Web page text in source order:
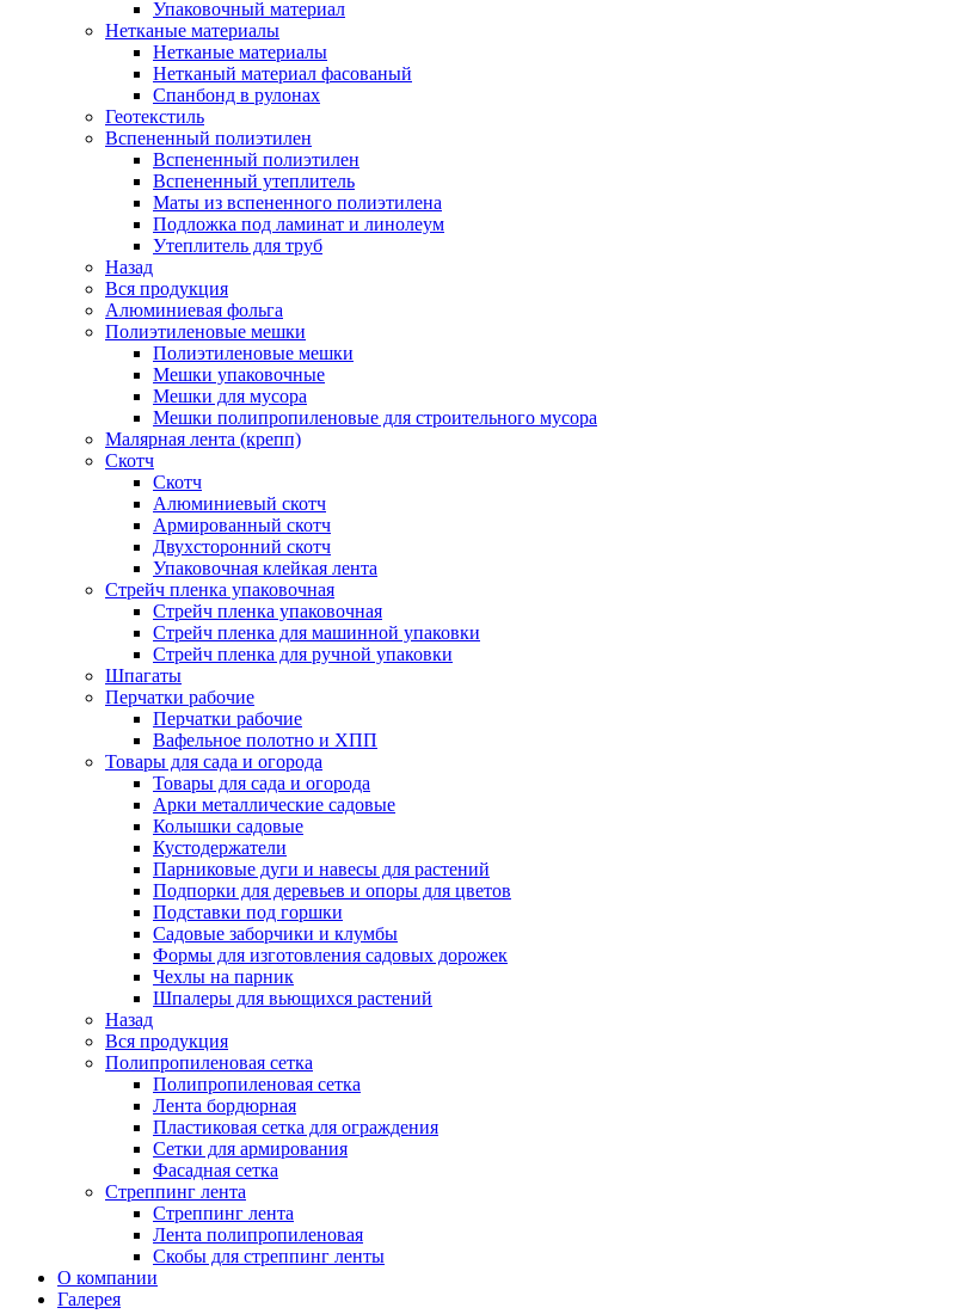
Упаковочный материал
Нетканые материалы
Нетканые материалы
Нетканый материал фасованый
Спанбонд в рулонах
Геотекстиль
Вспененный полиэтилен
Вспененный полиэтилен
Вспененный утеплитель
Маты из вспененного полиэтилена
Подложка под ламинат и линолеум
Утеплитель для труб
Назад
Вся продукция
Алюминиевая фольга
Полиэтиленовые мешки
Полиэтиленовые мешки
Мешки упаковочные
Мешки для мусора
Мешки полипропиленовые для строительного мусора
Малярная лента (крепп)
Скотч
Скотч
Алюминиевый скотч
Армированный скотч
Двухсторонний скотч
Упаковочная клейкая лента
Стрейч пленка упаковочная
Стрейч пленка упаковочная
Стрейч пленка для машинной упаковки
Стрейч пленка для ручной упаковки
Шпагаты
Перчатки рабочие
Перчатки рабочие
Вафельное полотно и ХПП
Товары для сада и огорода
Товары для сада и огорода
Арки металлические садовые
Колышки садовые
Кустодержатели
Парниковые дуги и навесы для растений
Подпорки для деревьев и опоры для цветов
Подставки под горшки
Садовые заборчики и клумбы
Формы для изготовления садовых дорожек
Чехлы на парник
Шпалеры для вьющихся растений
Назад
Вся продукция
Полипропиленовая сетка
Полипропиленовая сетка
Лента бордюрная
Пластиковая сетка для ограждения
Сетки для армирования
Фасадная сетка
Стреппинг лента
Стреппинг лента
Лента полипропиленовая
Скобы для стреппинг ленты
О компании
Галерея